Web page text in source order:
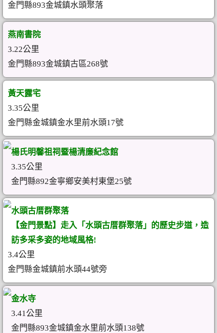
金門縣893金城鎮水頭聚落
燕南書院
3.22公里
金門縣893金城鎮古區268號
黃天露宅
3.35公里
金門縣金城鎮金水里前水頭17號
楊氏明馨祖祠暨楊清廉紀念館
3.35公里
金門縣892金寧鄉安美村東堡25號
水頭古厝群聚落
【金門景點】走入「水頭古厝群聚落」的歷史步道，造
訪多采多姿的地域風格!
3.4公里
金門縣金城鎮前水頭44號旁
金水寺
3.41公里
金門縣893金城鎮金水里前水頭138號